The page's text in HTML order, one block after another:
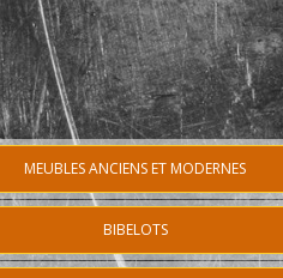
MEUBLES ANCIENS ET MODERNES
BIBELOTS